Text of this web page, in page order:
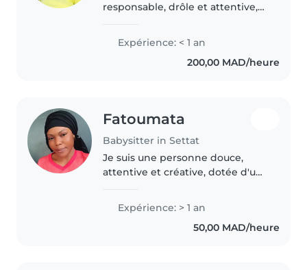
responsable, drôle et attentive,
certification en premiers soins.
J'adore m'occuper des enfants
en bas âge et j'ai une passion
Expérience: < 1 an
200,00 MAD/heure
Fatoumata
Babysitter in Settat
Je suis une personne douce,
attentive et créative, dotée d'un
l'écoute des besoins des enfants,
je veille à leur bien-être, à leur
Expérience: > 1 an
50,00 MAD/heure